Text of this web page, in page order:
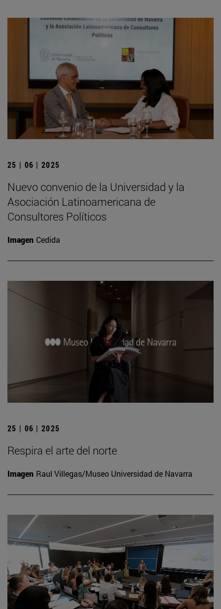
25 | 06 | 2025
Nuevo convenio de la Universidad y la
Asociación Latinoamericana de
Consultores Políticos
Imagen Cedida
25 | 06 | 2025
Respira el arte del norte
Imagen Raul Villegas/Museo Universidad de Navarra